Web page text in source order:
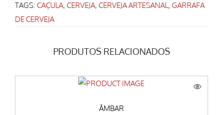
TAGS: CAÇULA, CERVEJA, CERVEJA ARTESANAL, GARRAFA
DE CERVEJA
PRODUTOS RELACIONADOS
ÂMBAR